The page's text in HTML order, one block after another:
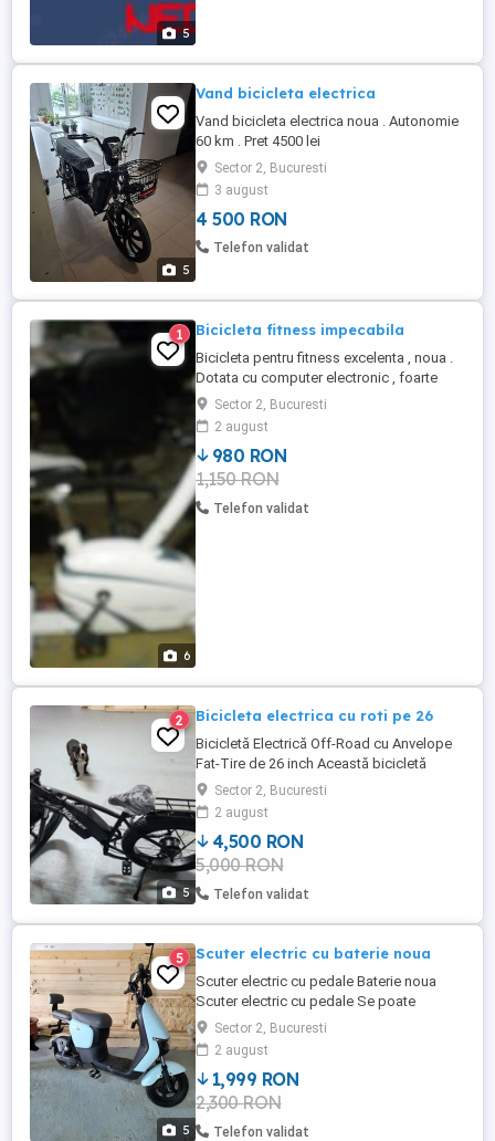
5
5
Vand bicicleta electrica
Vand bicicleta electrica noua . Autonomie
60 km . Pret 4500 lei
Sector 2, Bucuresti
3 august
4 500 RON
Telefon validat
6
1 Bicicleta fitness impecabila
Bicicleta pentru fitness excelenta , noua .
Dotata cu computer electronic , foarte
solida , cu franare magnetica , foarte
silentioasa , greutate redusa ., doi ani
garantie .
Sector 2, Bucuresti
2 august
980 RON
1,150 RON
Telefon validat
5
2 Bicicleta electrica cu roti pe 26
Bicicletă Electrică Off-Road cu Anvelope
Fat-Tire de 26 inch Această bicicletă
electrică de 26 de inci este concepută
pentru adulți și oferă o experiență de
ciclism robustă și versatilă. Echipată cu un
motor puternic de 500W și o baterie
detașabilă litiu-ion de 48V 15Ah
Caracteristici cheie: Design ...
Sector 2, Bucuresti
2 august
4,500 RON
5,000 RON
Telefon validat
5
5 Scuter electric cu baterie noua
Scuter electric cu pedale Baterie noua
Scuter electric cu pedale Se poate
conduce fara permis Putere motor:
60V800W Dimensiune anvelope 60 100-10
fara tub Sarcina nominala maxima:225kg
Viteza maxima:25km h-45km h Frana disc
Lumina led Furca frontala hidraulică Este
folosit dar in stare buna pt cei ...
Sector 2, Bucuresti
2 august
1,999 RON
2,300 RON
Telefon validat